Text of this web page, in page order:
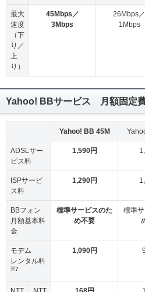
最大
速度
（下
り／
上
り）
45Mbps／
3Mbps
26Mbps／
1Mbps
Yahoo! BBサービス 月額固定
Yahoo! BB 45M
ADSLサー
ビス料
1,590円
ISPサービ
ス料
1,290円
BBフォン
月額基本料
金
標準サービスのた
め不要
標準
モデム
レンタル料
※7
1,090円